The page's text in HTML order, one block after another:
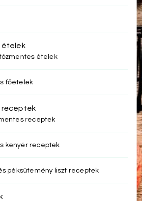
ételek
ételek
főételek
receptek
receptek
kenyér receptek
péksütemény liszt receptek